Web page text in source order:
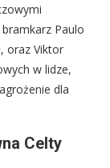
Paulo
oraz Viktor
w lidze,
dla
Celty